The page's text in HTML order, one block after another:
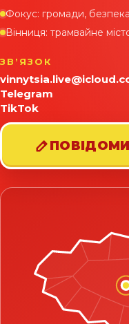
Фокус: громади,
Вінниця: трамвайне
ЗВʼЯЗОК
Telegram
TikTok